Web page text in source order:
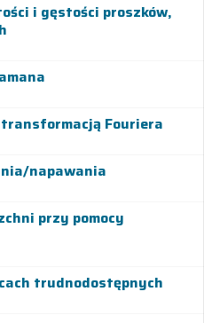
i gęstości proszków,
Fouriera
napawania
przy pomocy
trudnodostępnych